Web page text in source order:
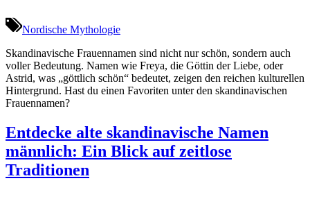
Nordische Mythologie
Skandinavische Frauennamen sind nicht nur schön, sondern auch
voller Bedeutung. Namen wie Freya, die Göttin der Liebe, oder
Astrid, was „göttlich schön“ bedeutet, zeigen den reichen kulturellen
Hintergrund. Hast du einen Favoriten unter den skandinavischen
Frauennamen?
Entdecke alte skandinavische Namen
männlich: Ein Blick auf zeitlose
Traditionen